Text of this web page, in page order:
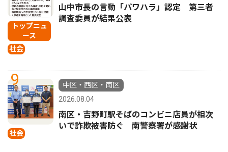
トップニュ
ース
社会
山中市長の言動「パワハラ」認定 第三者
調査委員が結果公表
9
社会
中区・西区・南区
2026.08.04
南区・吉野町駅そばのコンビニ店員が相次
いで詐欺被害防ぐ 南警察署が感謝状